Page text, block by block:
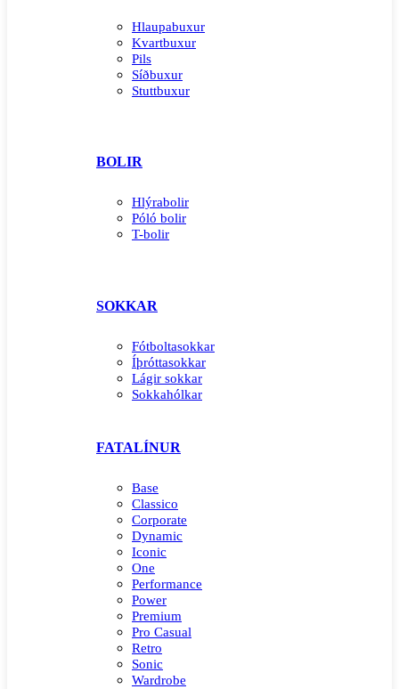
Hlaupabuxur
Kvartbuxur
Pils
Síðbuxur
Stuttbuxur
BOLIR
Hlýrabolir
Póló bolir
T-bolir
SOKKAR
Fótboltasokkar
Íþróttasokkar
Lágir sokkar
Sokkahólkar
FATALÍNUR
Base
Classico
Corporate
Dynamic
Iconic
One
Performance
Power
Premium
Pro Casual
Retro
Sonic
Wardrobe